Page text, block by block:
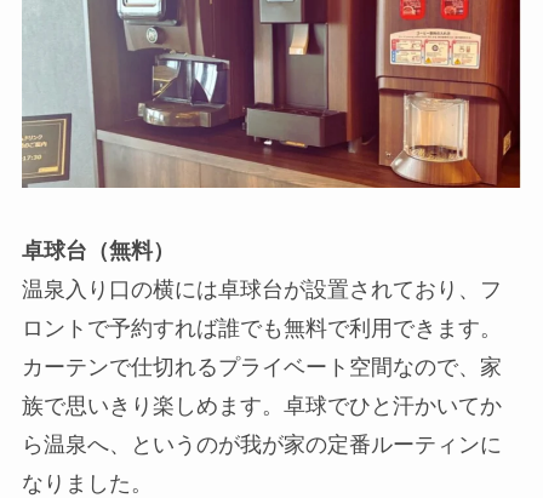
卓球台（無料）
温泉入り口の横には卓球台が設置されており、フ
ロントで予約すれば誰でも無料で利用できます。
カーテンで仕切れるプライベート空間なので、家
族で思いきり楽しめます。卓球でひと汗かいてか
ら温泉へ、というのが我が家の定番ルーティンに
なりました。